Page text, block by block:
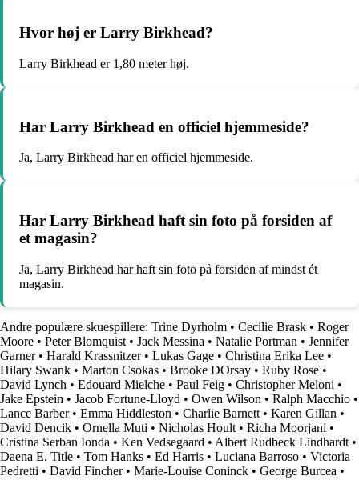
Hvor høj er Larry Birkhead?
Larry Birkhead er 1,80 meter høj.
Har Larry Birkhead en officiel hjemmeside?
Ja, Larry Birkhead har en officiel hjemmeside.
Har Larry Birkhead haft sin foto på forsiden af
et magasin?
Ja, Larry Birkhead har haft sin foto på forsiden af mindst ét
magasin.
Andre populære skuespillere: Trine Dyrholm • Cecilie Brask • Roger
Moore • Peter Blomquist • Jack Messina • Natalie Portman • Jennifer
Garner• Harald Krassnitzer• Lukas Gage • Christina Erika Lee •
Hilary Swank • Marton Csokas • Brooke DOrsay • Ruby Rose •
David Lynch • Edouard Mielche • Paul Feig • Christopher Meloni •
Jake Epstein • Jacob Fortune-Lloyd • Owen Wilson • Ralph Macchio •
Lance Barber• Emma Hiddleston • Charlie Barnett • Karen Gillan •
David Dencik • Ornella Muti • Nicholas Hoult • Richa Moorjani •
Cristina Serban Ionda • Ken Vedsegaard • Albert Rudbeck Lindhardt •
Daena E. Title • Tom Hanks • Ed Harris • Luciana Barroso • Victoria
Pedretti • David Fincher• Marie-Louise Coninck • George Burcea •